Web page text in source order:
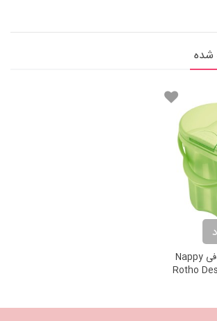
شده
سطل روتو سبز صدفی Nappy
Rotho